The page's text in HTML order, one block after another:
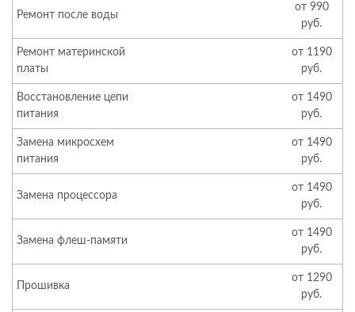
Ремонт после воды
от 990
руб.
Ремонт материнской
платы
от 1190
руб.
Восстановление цепи
питания
от 1490
руб.
Замена микросхем
питания
от 1490
руб.
Замена процессора
от 1490
руб.
Замена флеш-памяти
от 1490
руб.
Прошивка
от 1290
руб.